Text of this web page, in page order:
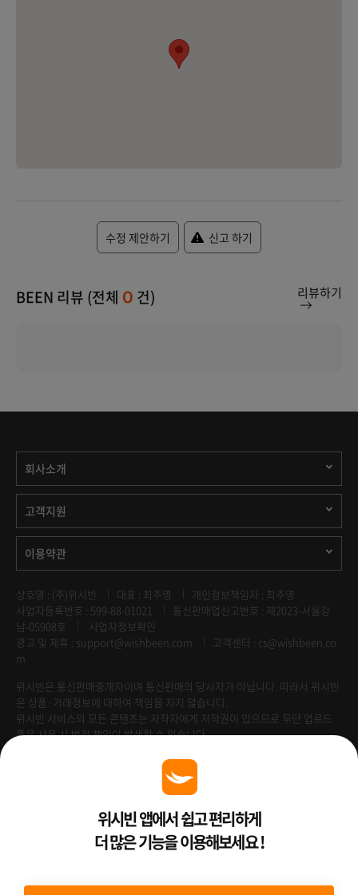
수정 제안하기 신고 하기
BEEN 리뷰 (전체 0 건) 리뷰하기
회사소개
고객지원
이용약관
상호명 : (주)위시빈 대표 : 최주영
개인정보책임자 : 최주영
사업자등록번호 : 599-88-01021
통신판매업신고번호 : 제2023-서울강
남-05908호
사업자정보확인
광고 및 제휴 : support@wishbeen.com
고객센터 : cs@wishbeen.co
m
위시빈은 통신판매중개자이며 통신판매의 당사자가 아닙니다. 따라서 위시빈
은 상품·거래정보에 대하여 책임을 지지 않습니다.
위시빈 서비스의 모든 콘텐츠는 저작자에게 저작권이 있으므로 무단 업로드
혹은 사용 시 법적 책임이 발생할 수 있습니다.
Venture Enterprise위시빈 앱에서 쉽고 편리하게
더 많은 기능을 이용해보세요 !